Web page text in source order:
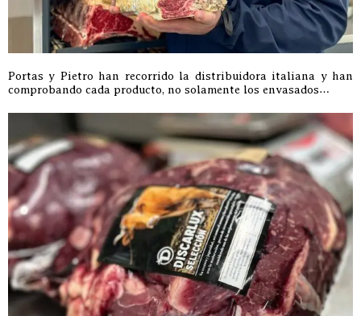
Portas y Pietro han recorrido la distribuidora italiana y han
comprobando cada producto, no solamente los envasados…